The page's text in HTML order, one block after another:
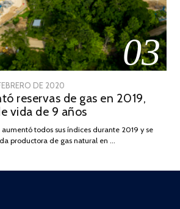
03
DE 2020
DE
JULIO
2025
reservas de gas en 2019,
vida de 9 años
todos sus índices durante 2019 y se
productora de gas natural en …